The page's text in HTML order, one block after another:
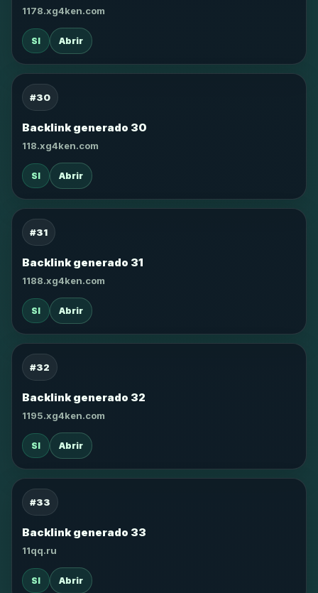
1178.xg4ken.com
SI Abrir
#30
Backlink generado 30
118.xg4ken.com
SI Abrir
#31
Backlink generado 31
1188.xg4ken.com
SI Abrir
#32
Backlink generado 32
1195.xg4ken.com
SI Abrir
#33
Backlink generado 33
11qq.ru
SI Abrir